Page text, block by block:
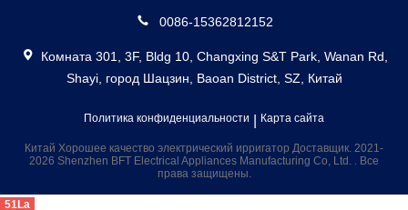
0086-15362812152
Комната 301, 3F, Bldg 10, Changxing S&T Park, Wanan Rd,
Shayi, город Шацзин, Baoan District, SZ, Китай
Политика конфиденциальности | Карта сайта
Китай Хорошее качество электрический ирригатор Доставщик. 2021-
2026 Shenzhen BFT Electrical Appliances Manufacturing Co, Ltd. . Все
права защищены.
51La